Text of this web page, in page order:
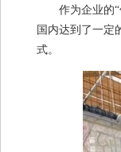
作为企业的
国内达到了一定
式。